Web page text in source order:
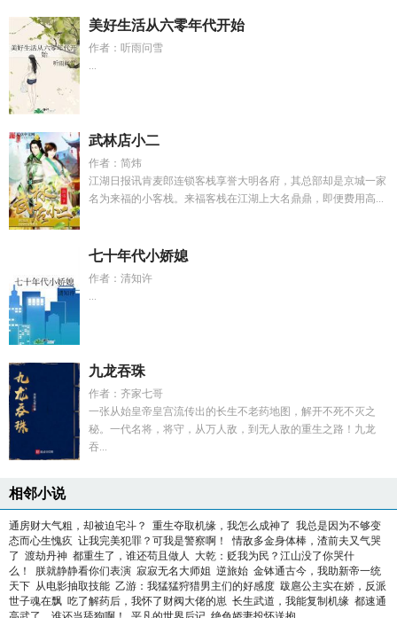
美好生活从六零年代开始
作者：听雨问雪
...
武林店小二
作者：简炜
江湖日报讯肯麦郎连锁客栈享誉大明各府，其总部却是京城一家
名为来福的小客栈。来福客栈在江湖上大名鼎鼎，即便费用高...
七十年代小娇媳
作者：清知许
...
九龙吞珠
作者：齐家七哥
一张从始皇帝皇宫流传出的长生不老药地图，解开不死不灭之
秘。一代名将，将守，从万人敌，到无人敌的重生之路！九龙
吞...
相邻小说
通房财大气粗，却被迫宅斗？ 重生夺取机缘，我怎么成神了 我总是因为不够变
态而心生愧疚 让我完美犯罪？可我是警察啊！
情敌多金身体棒，渣前夫又气哭
了 渡劫丹神 都重生了，谁还苟且做人
大乾：贬我为民？江山没了你哭什
么！
朕就静静看你们表演 寂寂无名大师姐 逆旅始 金钵通古今，我助新帝一统
天下 从电影抽取技能 乙游：我猛猛狩猎男主们的好感度 跋扈公主实在娇，反派
世子魂在飘 吃了解药后，我怀了财阀大佬的崽 长生武道，我能复制机缘 都速通